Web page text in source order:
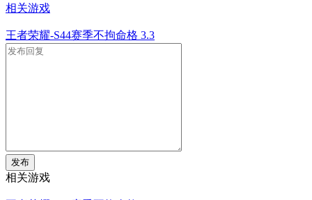
相关游戏
王者荣耀-S44赛季不拘命格 3.3
发布
相关游戏